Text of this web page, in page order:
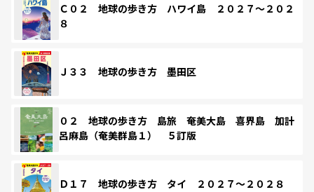
Ｃ０２ 地球の歩き方 ハワイ島 ２０２７～２０２
８
Ｊ３３ 地球の歩き方 墨田区
０２ 地球の歩き方 島旅 奄美大島 喜界島 加計
呂麻島（奄美群島１） ５訂版
Ｄ１７ 地球の歩き方 タイ ２０２７～２０２８